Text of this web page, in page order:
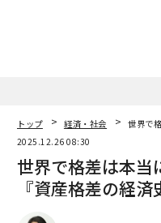
トップ 経済・社会
世界で
2025.12.26 08:30
世界で格差は本
『資産格差の経